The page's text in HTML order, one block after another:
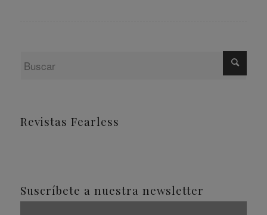
Revistas Fearless
Suscríbete a nuestra newsletter